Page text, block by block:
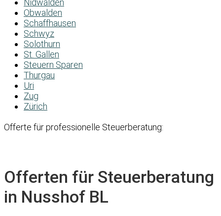
Nidwalden
Obwalden
Schaffhausen
Schwyz
Solothurn
St. Gallen
Steuern Sparen
Thurgau
Uri
Zug
Zürich
Offerte für professionelle Steuerberatung:
Offerten für Steuerberatung
in Nusshof BL